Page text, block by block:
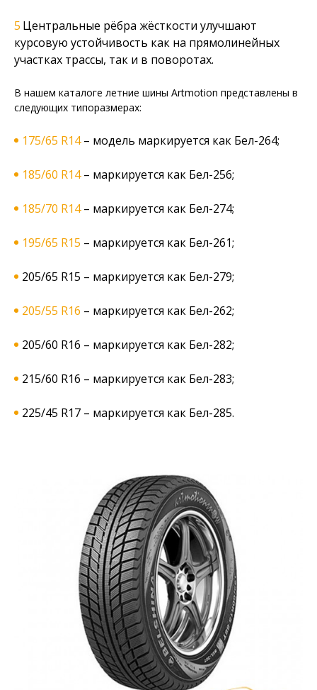
Центральные рёбра жёсткости улучшают
курсовую устойчивость как на прямолинейных
участках трассы, так и в поворотах.
В нашем каталоге летние шины Artmotion представлены в
следующих типоразмерах:
175/65 R14– модель маркируется как Бел-264;
185/60 R14– маркируется как Бел-256;
185/70 R14– маркируется как Бел-274;
195/65 R15 – маркируется как Бел-261;
205/65 R15 – маркируется как Бел-279;
205/55 R16 – маркируется как Бел-262;
205/60 R16 – маркируется как Бел-282;
215/60 R16 – маркируется как Бел-283;
225/45 R17 – маркируется как Бел-285.